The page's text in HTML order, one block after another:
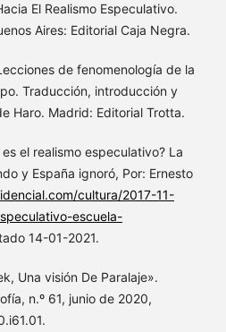
El Realismo Especulativo.
Aires: Editorial Caja Negra.
de fenomenología de la
Traducción, introducción y
Haro. Madrid: Editorial Trotta.
el realismo especulativo? La
y España ignoró, Por: Ernesto
cultura/2017-11-
escuela-
14-01-2021.
Una visión De Paralaje».
n.º 61, junio de 2020,